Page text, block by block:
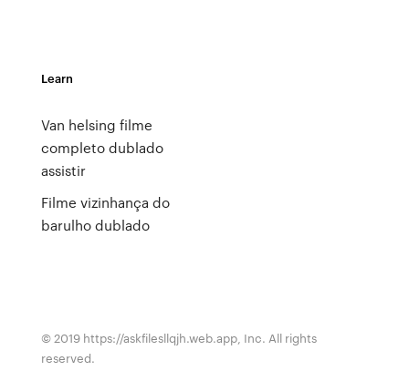
Learn
Van helsing filme
completo dublado
assistir
Filme vizinhança do
barulho dublado
© 2019 https://askfilesllqjh.web.app, Inc. All rights
reserved.